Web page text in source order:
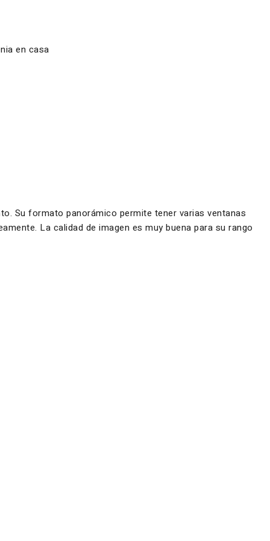
en casa
Su formato panorámico permite tener varias ventanas
La calidad de imagen es muy buena para su rango